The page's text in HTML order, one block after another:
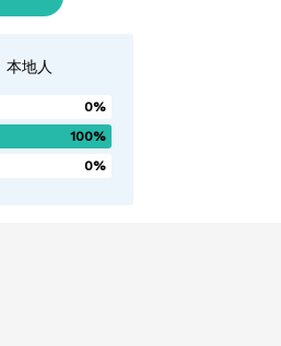
本地人
0%
100%
0%